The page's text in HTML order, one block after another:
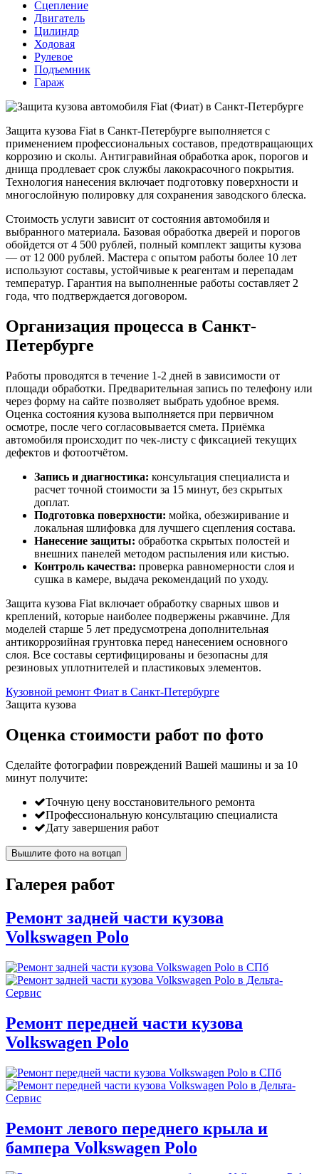
Сцепление
Двигатель
Цилиндр
Ходовая
Рулевое
Подъемник
Гараж
Защита кузова Fiat в Санкт-Петербурге выполняется с
применением профессиональных составов, предотвращающих
коррозию и сколы. Антигравийная обработка арок, порогов и
днища продлевает срок службы лакокрасочного покрытия.
Технология нанесения включает подготовку поверхности и
многослойную полировку для сохранения заводского блеска.
Стоимость услуги зависит от состояния автомобиля и
выбранного материала. Базовая обработка дверей и порогов
обойдется от 4 500 рублей, полный комплект защиты кузова
— от 12 000 рублей. Мастера с опытом работы более 10 лет
используют составы, устойчивые к реагентам и перепадам
температур. Гарантия на выполненные работы составляет 2
года, что подтверждается договором.
Организация процесса в Санкт-
Петербурге
Работы проводятся в течение 1-2 дней в зависимости от
площади обработки. Предварительная запись по телефону или
через форму на сайте позволяет выбрать удобное время.
Оценка состояния кузова выполняется при первичном
осмотре, после чего согласовывается смета. Приёмка
автомобиля происходит по чек-листу с фиксацией текущих
дефектов и фотоотчётом.
Запись и диагностика: консультация специалиста и
расчет точной стоимости за 15 минут, без скрытых
доплат.
Подготовка поверхности: мойка, обезжиривание и
локальная шлифовка для лучшего сцепления состава.
Нанесение защиты: обработка скрытых полостей и
внешних панелей методом распыления или кистью.
Контроль качества: проверка равномерности слоя и
сушка в камере, выдача рекомендаций по уходу.
Защита кузова Fiat включает обработку сварных швов и
креплений, которые наиболее подвержены ржавчине. Для
моделей старше 5 лет предусмотрена дополнительная
антикоррозийная грунтовка перед нанесением основного
слоя. Все составы сертифицированы и безопасны для
резиновых уплотнителей и пластиковых элементов.
Кузовной ремонт Фиат в Санкт-Петербурге
Защита кузова
Оценка стоимости работ по фото
Сделайте фотографии повреждений Вашей машины и за 10
минут получите:
Точную цену восстановительного ремонта
Профессиональную консультацию специалиста
Дату завершения работ
Вышлите фото на вотцап
Галерея работ
Ремонт задней части кузова
Volkswagen Polo
Ремонт передней части кузова
Volkswagen Polo
Ремонт левого переднего крыла и
бампера Volkswagen Polo